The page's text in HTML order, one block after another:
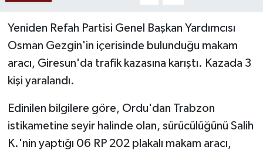
Yeniden Refah Partisi Genel Başkan Yardımcısı
Osman Gezgin'in içerisinde bulunduğu makam
aracı, Giresun'da trafik kazasına karıştı. Kazada 3
kişi yaralandı.
Edinilen bilgilere göre, Ordu'dan Trabzon
istikametine seyir halinde olan, sürücülüğünü Salih
K.'nin yaptığı 06 RP 202 plakalı makam aracı,